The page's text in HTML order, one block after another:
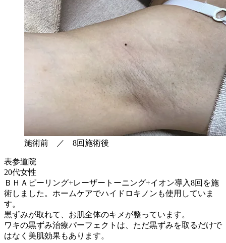
施術前 ／ 8回施術後
表参道院
20代女性
ＢＨＡピーリング+レーザートーニング+イオン導入8回を施
術しました。ホームケアでハイドロキノンも使用していま
す。
黒ずみが取れて、お肌全体のキメが整っています。
ワキの黒ずみ治療パーフェクトは、ただ黒ずみを取るだけで
はなく美肌効果もあります。